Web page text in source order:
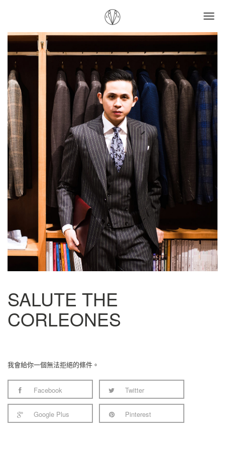
SALUTE THE
CORLEONES
我會給你一個無法拒絕的條件。
Facebook Twitter
Google Plus Pinterest